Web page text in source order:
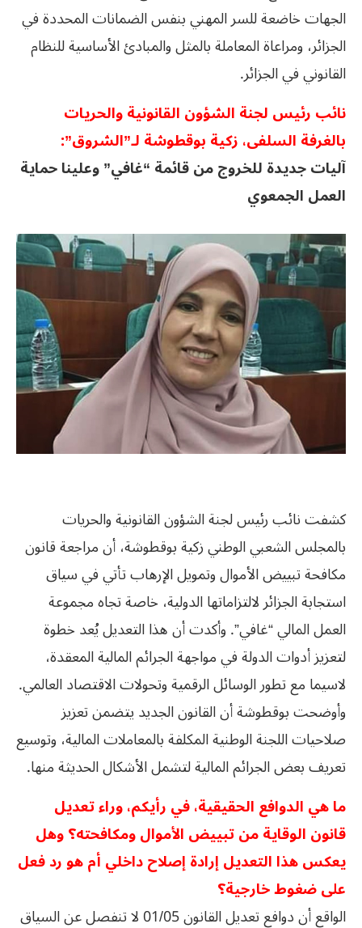
الجهات خاضعة للسر المهني بنفس الضمانات المحددة في
الجزائر، ومراعاة المعاملة بالمثل والمبادئ الأساسية للنظام
القانوني في الجزائر.
نائب رئيس لجنة الشؤون القانونية والحريات
بالغرفة السلفى، زكية بوقطوشة لـ”الشروق”:
آليات جديدة للخروج من قائمة “غافي” وعلينا حماية
العمل الجمعوي
كشفت نائب رئيس لجنة الشؤون القانونية والحريات
بالمجلس الشعبي الوطني زكية بوقطوشة، أن مراجعة قانون
مكافحة تبييض الأموال وتمويل الإرهاب تأتي في سياق
استجابة الجزائر لالتزاماتها الدولية، خاصة تجاه مجموعة
العمل المالي “غافي”. وأكدت أن هذا التعديل يُعد خطوة
لتعزيز أدوات الدولة في مواجهة الجرائم المالية المعقدة،
لاسيما مع تطور الوسائل الرقمية وتحولات الاقتصاد العالمي.
وأوضحت بوقطوشة أن القانون الجديد يتضمن تعزيز
صلاحيات اللجنة الوطنية المكلفة بالمعاملات المالية، وتوسيع
تعريف بعض الجرائم المالية لتشمل الأشكال الحديثة منها.
ما هي الدوافع الحقيقية، في رأيكم، وراء تعديل
قانون الوقاية من تبييض الأموال ومكافحته؟ وهل
يعكس هذا التعديل إرادة إصلاح داخلي أم هو رد فعل
على ضغوط خارجية؟
الواقع أن دوافع تعديل القانون 01/05 لا تنفصل عن السياق